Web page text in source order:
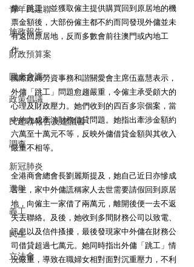
青年民建聯
施政報告
財政預算案
圓桌會議
政策倡議
民建聯報告及建議書
調查
新冠肺炎
選舉
義工
民生
立法會
傭「跳工」並獲取僱主提供購買回到原居地的機
票金額後，大部份僱主都不約而同發現外傭並未
有返回原居地，反而多數會前往澳門或內地工
作。
國際政商勞資事務和諧關愛會主席伍嘉慧表示，
外傭「跳工」問題愈趨嚴重，令僱主承受頗大的
心理及財政壓力。她們收到的四百多宗個案，當
中約九成牽涉財務借貸問題。她指出牽涉金額約
六萬至十萬元不等，反映外傭借貸金額與其收入
嚴重不相等。
全港商會總會長劉麗斯提及，她自己近日亦慘成
苦主，家中外傭謊稱家人去世需要請假回到原居
地，向僱主一家借了兩萬元，離開後便一去不返
失去聯絡。及後，她收到多間財務公司以致電、
訊息以及信件搔擾，最後發現家中外傭在財務公
司借貸超過七萬元。她同時指出外傭「跳工」情
況嚴重，導致在職婦女相對面對沉重壓力，不利